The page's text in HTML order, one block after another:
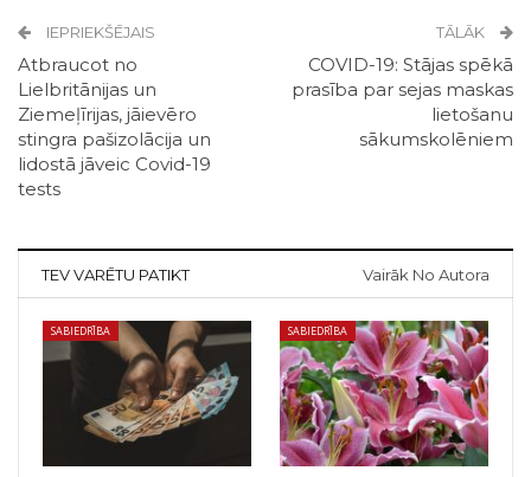
IEPRIEKŠĒJAIS
Atbraucot no
Lielbritānijas un
Ziemeļīrijas, jāievēro
stingra pašizolācija un
lidostā jāveic Covid-19
tests
TĀLĀK
COVID-19: Stājas spēkā
prasība par sejas maskas
lietošanu
sākumskolēniem
TEV VARĒTU PATIKT Vairāk No Autora
SABIEDRĪBA SABIEDRĪBA